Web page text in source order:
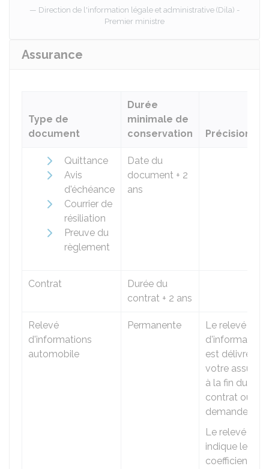
Direction de l'information légale et administrative (Dila) -
Premier ministre
Assurance
Type de
document
Durée
minimale de
conservation
Précisions
Quittance
Avis
d'échéance
Courrier de
résiliation
Preuve du
règlement
Date du
document + 2
ans
Contrat
Durée du
contrat + 2 ans
Relevé
d'informations
automobile
Permanente
Le relevé
d'informations
est délivré par
votre assureur
à la fin du
contrat ou sur
demande
Le relevé
indique le
coefficient de